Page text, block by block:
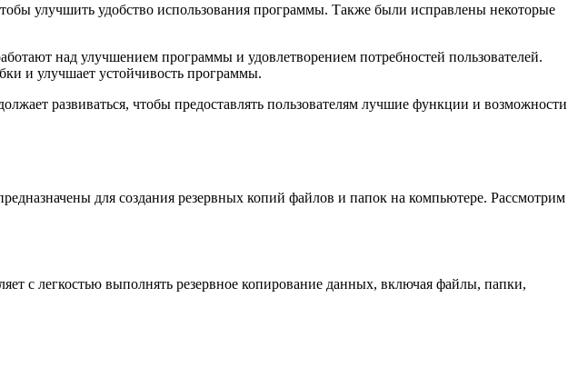
улучшить удобство использования программы. Также были исправлены некоторые
над улучшением программы и удовлетворением потребностей пользователей.
и улучшает устойчивость программы.
развиваться, чтобы предоставлять пользователям лучшие функции и возможности
для создания резервных копий файлов и папок на компьютере. Рассмотрим
с легкостью выполнять резервное копирование данных, включая файлы, папки,